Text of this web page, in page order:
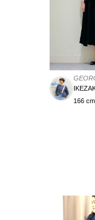
166 cm